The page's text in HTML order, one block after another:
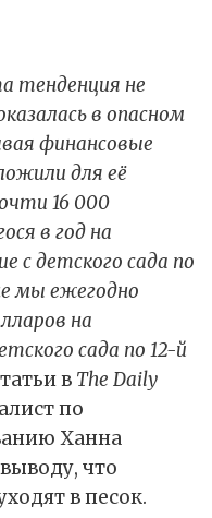
тенденция не
в опасном
финансовые
для её
16 000
в год на
с детского сада по
мы ежегодно
на
сада по 12-й
в The Daily
по
Ханна
что
в песок.